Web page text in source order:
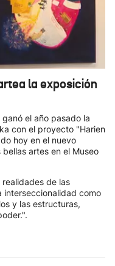
la exposición
el año pasado la
con el proyecto "Harien
hoy en el nuevo
artes en el Museo
de las
interseccionalidad como
y las estructuras,